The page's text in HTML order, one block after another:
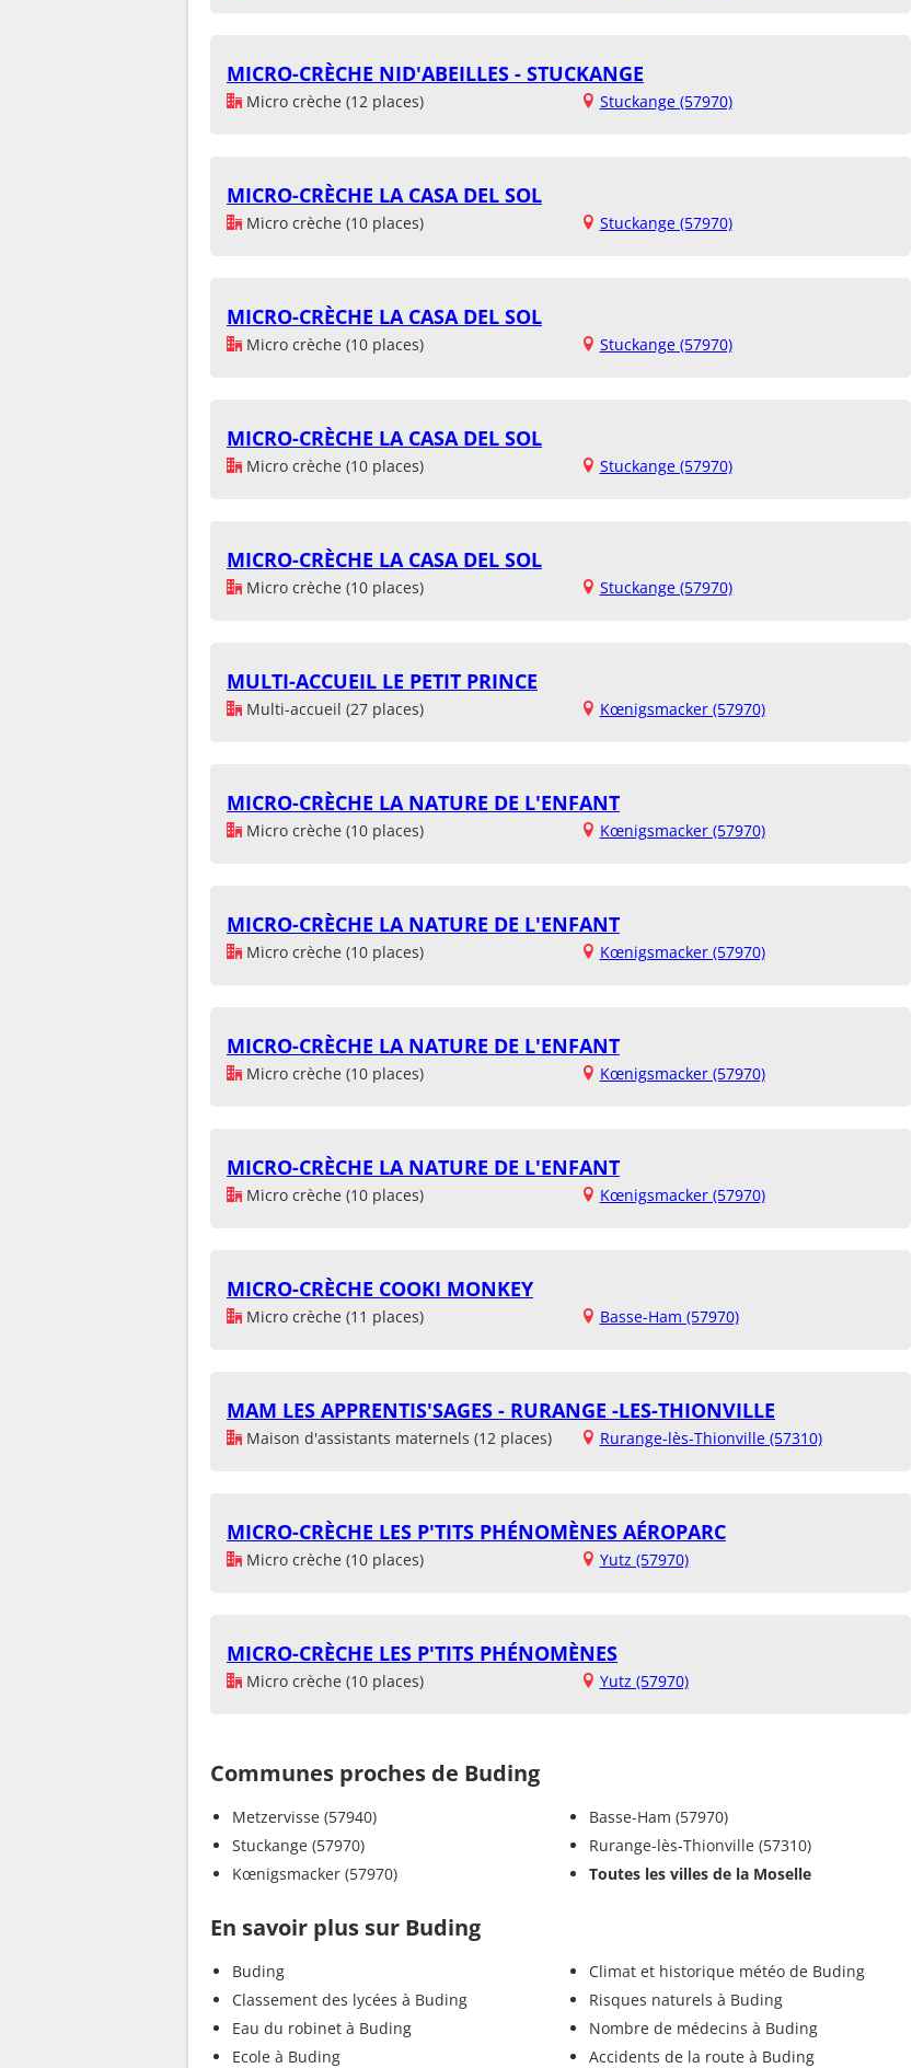
MICRO-CRÈCHE NID'ABEILLES - STUCKANGE
Micro crèche (12 places) Stuckange (57970)
MICRO-CRÈCHE LA CASA DEL SOL
Micro crèche (10 places) Stuckange (57970)
MICRO-CRÈCHE LA CASA DEL SOL
Micro crèche (10 places) Stuckange (57970)
MICRO-CRÈCHE LA CASA DEL SOL
Micro crèche (10 places) Stuckange (57970)
MICRO-CRÈCHE LA CASA DEL SOL
Micro crèche (10 places) Stuckange (57970)
MULTI-ACCUEIL LE PETIT PRINCE
Multi-accueil (27 places) Kœnigsmacker (57970)
MICRO-CRÈCHE LA NATURE DE L'ENFANT
Micro crèche (10 places) Kœnigsmacker (57970)
MICRO-CRÈCHE LA NATURE DE L'ENFANT
Micro crèche (10 places) Kœnigsmacker (57970)
MICRO-CRÈCHE LA NATURE DE L'ENFANT
Micro crèche (10 places) Kœnigsmacker (57970)
MICRO-CRÈCHE LA NATURE DE L'ENFANT
Micro crèche (10 places) Kœnigsmacker (57970)
MICRO-CRÈCHE COOKI MONKEY
Micro crèche (11 places) Basse-Ham (57970)
MAM LES APPRENTIS'SAGES - RURANGE -LES-THIONVILLE
Maison d'assistants maternels (12 places) Rurange-lès-Thionville (57310)
MICRO-CRÈCHE LES P'TITS PHÉNOMÈNES AÉROPARC
Micro crèche (10 places) Yutz (57970)
MICRO-CRÈCHE LES P'TITS PHÉNOMÈNES
Micro crèche (10 places) Yutz (57970)
Communes proches de Buding
Metzervisse (57940)
Stuckange (57970)
Kœnigsmacker (57970)
Basse-Ham (57970)
Rurange-lès-Thionville (57310)
Toutes les villes de la Moselle
En savoir plus sur Buding
Buding
Classement des lycées à Buding
Eau du robinet à Buding
Ecole à Buding
Climat et historique météo de Buding
Risques naturels à Buding
Nombre de médecins à Buding
Accidents de la route à Buding